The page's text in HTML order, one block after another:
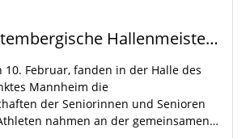
Baden-Württembergische Hallenmeisterschaften den Senioren in Mannheim
10. Februar, fanden in der Halle des
Mannheim die
der Seniorinnen und Senioren
nahmen an der gemeinsamen…